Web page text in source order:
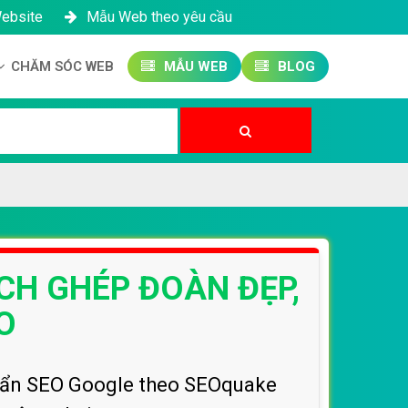
Mẫu Web theo yêu cầu
CHĂM SÓC WEB MẪU WEB BLOG
GHÉP ĐOÀN ĐẸP,
SEO Google theo SEOquake